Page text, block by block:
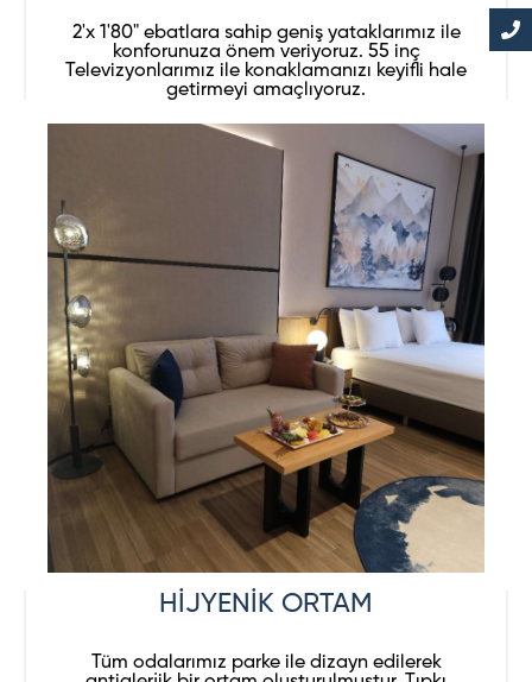
2'x 1'80" ebatlara sahip geniş yataklarımız ile
konforunuza önem veriyoruz. 55 inç
Televizyonlarımız ile konaklamanızı keyifli hale
getirmeyi amaçlıyoruz.
HİJYENİK ORTAM
Tüm odalarımız parke ile dizayn edilerek